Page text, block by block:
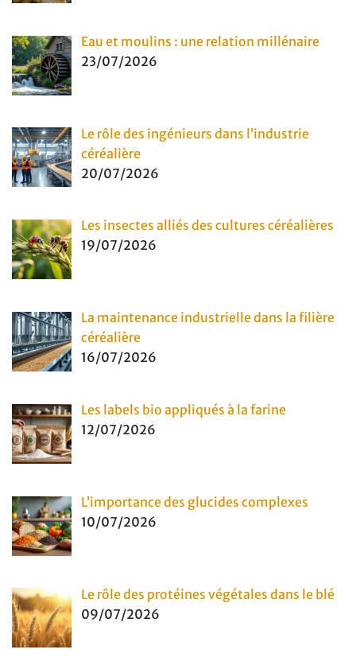
Eau et moulins : une relation millénaire
23/07/2026
Le rôle des ingénieurs dans l’industrie
céréalière
20/07/2026
Les insectes alliés des cultures céréalières
19/07/2026
La maintenance industrielle dans la filière
céréalière
16/07/2026
Les labels bio appliqués à la farine
12/07/2026
L’importance des glucides complexes
10/07/2026
Le rôle des protéines végétales dans le blé
09/07/2026